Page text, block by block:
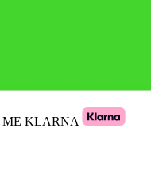
KLARNA